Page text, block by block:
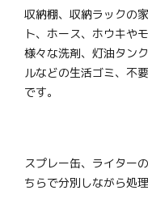
収納棚、収納ラックの
ト、ホース、ホウキや
様々な洗剤、灯油タン
ルなどの生活ゴミ、不
です。
スプレー缶、ライター
ちらで分別しながら処